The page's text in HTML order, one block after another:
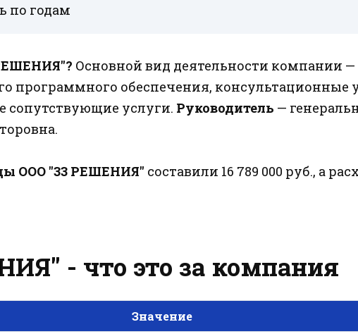
по годам
Основной вид деятельности компании —
программного обеспечения, консультационные
сопутствующие услуги. Руководитель —
ООО "33 РЕШЕНИЯ" составили 16 789 000 руб., а
- что это за компания
Значение